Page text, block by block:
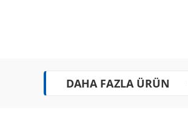
DAHA FAZLA ÜRÜN